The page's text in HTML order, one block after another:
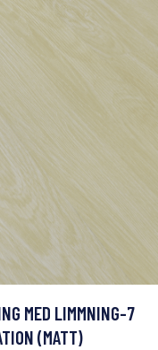
MED LIMMNING-7
(MATT)